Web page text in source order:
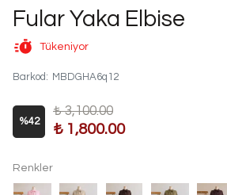
Fular Yaka Elbise
Tükeniyor
Barkod : MBDGHA6q12
%42
₺ 3,100.00
₺ 1,800.00
Renkler